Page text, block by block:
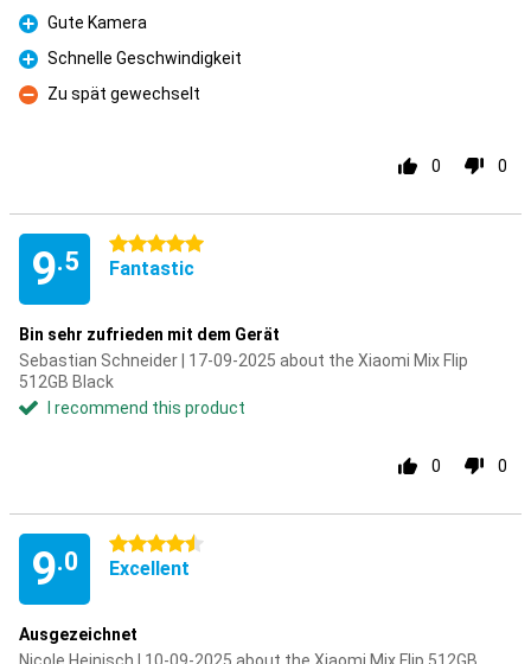
Pro
Gute Kamera
Pro
Schnelle Geschwindigkeit
Con
Zu spät gewechselt
0 0
9.5
5 stars
Fantastic
Bin sehr zufrieden mit dem Gerät
Sebastian Schneider | 17-09-2025 about the Xiaomi Mix Flip
512GB Black
I recommend this product
0 0
9.0
4.5 stars
Excellent
Ausgezeichnet